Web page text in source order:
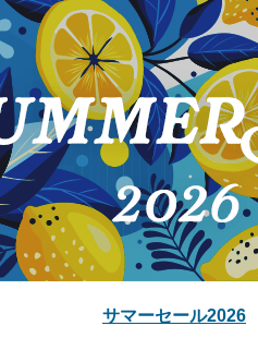
サマーセール2026